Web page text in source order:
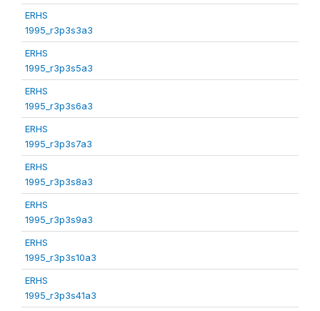
ERHS
1995_r3p3s3a3
ERHS
1995_r3p3s5a3
ERHS
1995_r3p3s6a3
ERHS
1995_r3p3s7a3
ERHS
1995_r3p3s8a3
ERHS
1995_r3p3s9a3
ERHS
1995_r3p3s10a3
ERHS
1995_r3p3s41a3